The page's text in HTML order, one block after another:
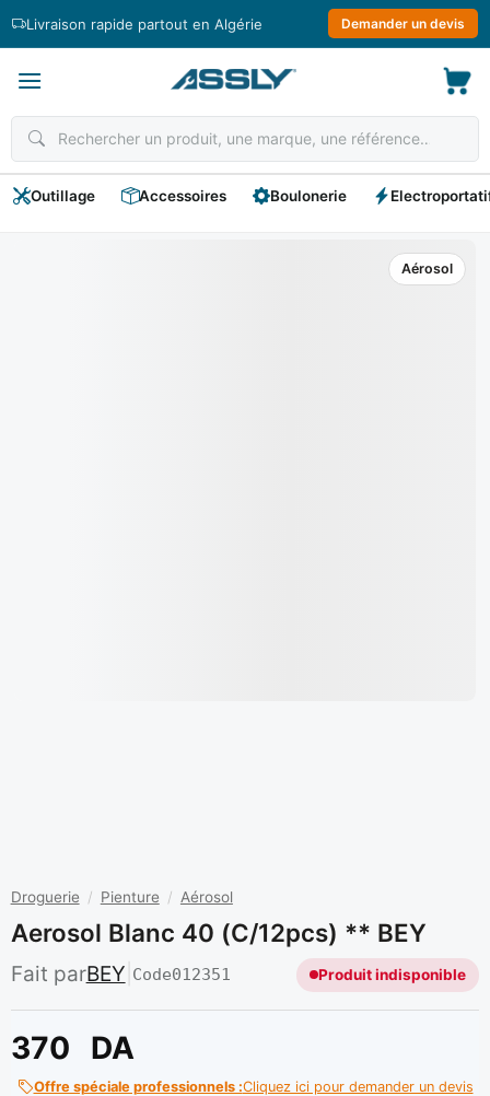
Livraison rapide partout en Algérie Demander un devis
Outillage Accessoires Boulonerie
Aérosol
Droguerie / Pienture / Aérosol
Aerosol Blanc 40 (c/12pcs) ** BEY
Fait parBEY Code012351 Produit indisponible
370 DA
Offre spéciale professionnels :Cliquez ici pour demander un devis